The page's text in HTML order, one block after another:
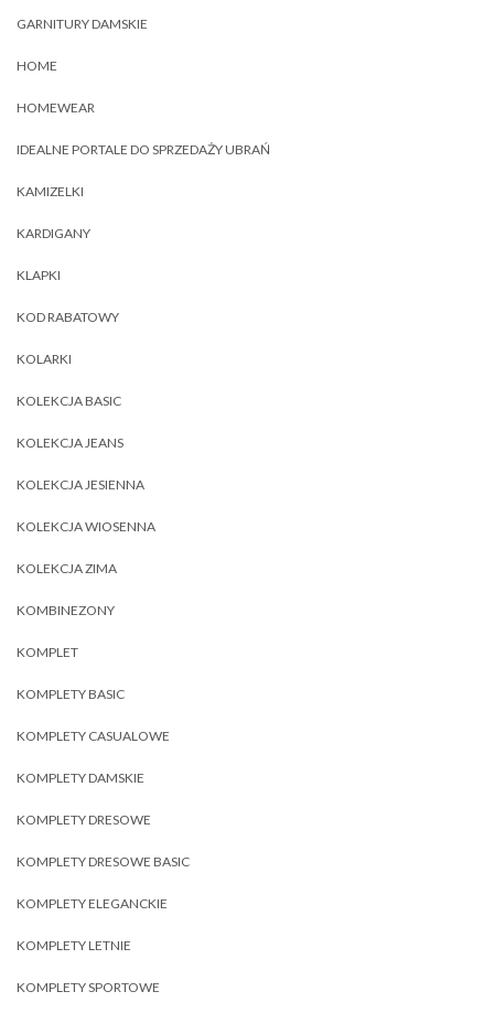
GARNITURY DAMSKIE
HOME
HOMEWEAR
IDEALNE PORTALE DO SPRZEDAŻY UBRAŃ
KAMIZELKI
KARDIGANY
KLAPKI
KOD RABATOWY
KOLARKI
KOLEKCJA BASIC
KOLEKCJA JEANS
KOLEKCJA JESIENNA
KOLEKCJA WIOSENNA
KOLEKCJA ZIMA
KOMBINEZONY
KOMPLET
KOMPLETY BASIC
KOMPLETY CASUALOWE
KOMPLETY DAMSKIE
KOMPLETY DRESOWE
KOMPLETY DRESOWE BASIC
KOMPLETY ELEGANCKIE
KOMPLETY LETNIE
KOMPLETY SPORTOWE